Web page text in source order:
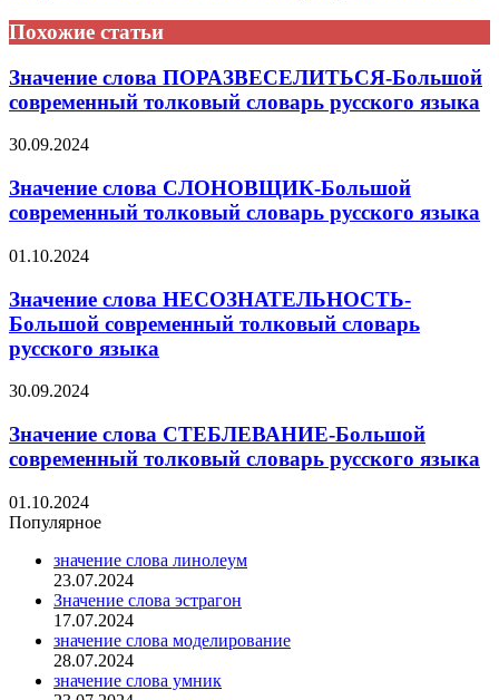
Похожие статьи
Значение слова ПОРАЗВЕСЕЛИТЬСЯ-Большой
современный толковый словарь русского языка
30.09.2024
Значение слова СЛОНОВЩИК-Большой
современный толковый словарь русского языка
01.10.2024
Значение слова НЕСОЗНАТЕЛЬНОСТЬ-
Большой современный толковый словарь
русского языка
30.09.2024
Значение слова СТЕБЛЕВАНИЕ-Большой
современный толковый словарь русского языка
01.10.2024
Популярное
значение слова линолеум
23.07.2024
Значение слова эстрагон
17.07.2024
значение слова моделирование
28.07.2024
значение слова умник